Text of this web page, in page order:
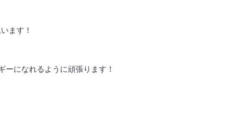
ます！
になれるように頑張ります！